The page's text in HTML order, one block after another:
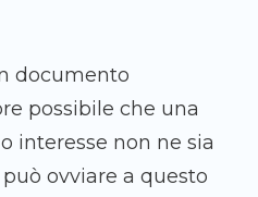
documento
possibile che una
interesse non ne sia
ovviare a questo